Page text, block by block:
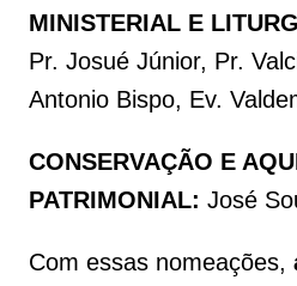
MINISTERIAL E
Pr. Josué Júnior, Pr.
Antonio Bispo, Ev.
CONSERVAÇÃO E
PATRIMONIAL: José
Com essas nomeações,